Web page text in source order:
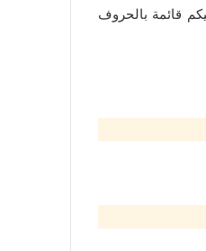
قائمة بالحروف